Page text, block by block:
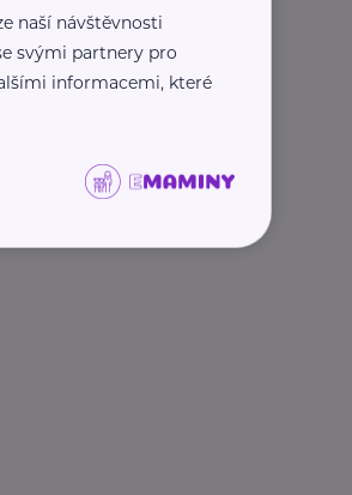
naší návštěvnosti
svými partnery pro
informacemi, které